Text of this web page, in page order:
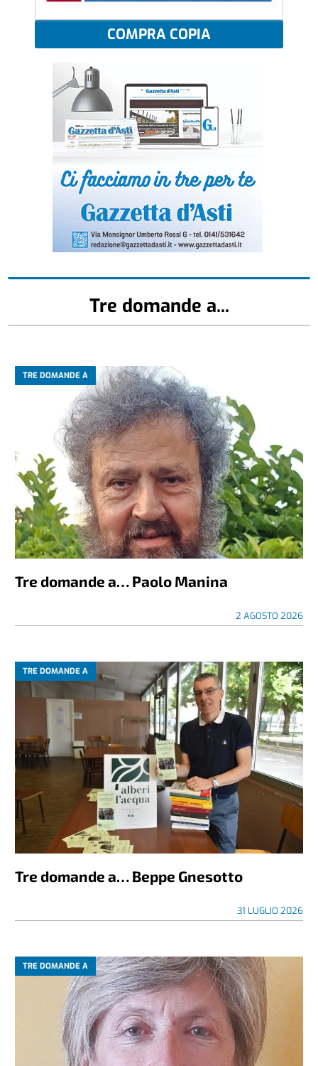
COMPRA COPIA
Tre domande a...
TRE DOMANDE A
Tre domande a… Paolo Manina
2 AGOSTO 2026
TRE DOMANDE A
Tre domande a… Beppe Gnesotto
31 LUGLIO 2026
TRE DOMANDE A